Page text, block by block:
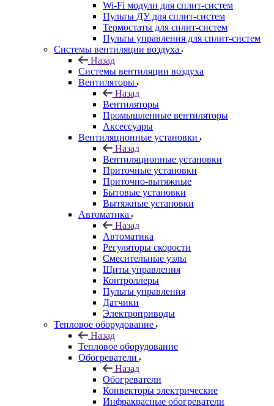
Wi-Fi модули для сплит-систем
Пульты ДУ для сплит-систем
Термостаты для сплит-систем
Пульты управления для сплит-систем
Системы вентиляции воздуха
Назад
Системы вентиляции воздуха
Вентиляторы
Назад
Вентиляторы
Промышленные вентиляторы
Аксессуары
Вентиляционные установки
Назад
Вентиляционные установки
Приточные установки
Приточно-вытяжные
Бытовые установки
Вытяжные установки
Автоматика
Назад
Автоматика
Регуляторы скорости
Смесительные узлы
Щиты управления
Контроллеры
Пульты управления
Датчики
Электроприводы
Тепловое оборудование
Назад
Тепловое оборудование
Обогреватели
Назад
Обогреватели
Конвекторы электрические
Инфракрасные обогреватели